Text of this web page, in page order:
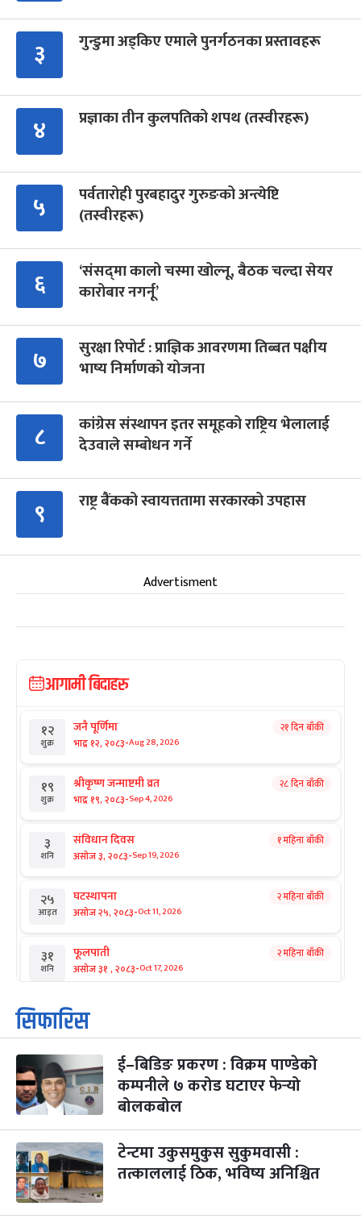
३ गुन्डुमा अड्किए एमाले पुनर्गठनका प्रस्तावहरू
४ प्रज्ञाका तीन कुलपतिको शपथ (तस्वीरहरू)
५
पर्वतारोही पुरबहादुर गुरुङको अन्त्येष्टि
(तस्वीरहरू)
६
‘संसद्‍मा कालो चस्मा खोल्नू, बैठक चल्दा सेयर
कारोबार नगर्नू’
७
सुरक्षा रिपोर्ट : प्राज्ञिक आवरणमा तिब्बत पक्षीय
भाष्य निर्माणको योजना
८
कांग्रेस संस्थापन इतर समूहको राष्ट्रिय भेलालाई
देउवाले सम्बोधन गर्ने
९ राष्ट्र बैंकको स्वायत्ततामा सरकारको उपहास
Advertisment
आगामी बिदाहरु
१२
शुक्र
जनै पूर्णिमा
भाद्र १२, २०८३-Aug 28, 2026
२१ दिन बाँकी
१९
शुक्र
श्रीकृष्ण जन्माष्टमी व्रत
भाद्र १९, २०८३-Sep 4, 2026
२८ दिन बाँकी
३
शनि
संविधान दिवस
असोज ३, २०८३-Sep 19, 2026
१ महिना बाँकी
२५
आइत
घटस्थापना
असोज २५, २०८३-Oct 11, 2026
२ महिना बाँकी
३१
शनि
फूलपाती
असोज ३१ , २०८३-Oct 17, 2026
२ महिना बाँकी
१
आइत
कार्तिक सङ्क्रान्ति
कार्तिक १, २०८३
३
मंगल
महानवमी
कार्तिक ३, २०८३-Oct 20, 2026
२ महिना बाँकी
४
५
बिहि
पापा‌ङ्कुशा एकादशी व्रत
कार्तिक ५, २०८३
२ महिना बाँकी
सिफारिस
ई–बिडिङ प्रकरण : विक्रम पाण्डेको
कम्पनीले ७ करोड घटाएर फेर्‍यो
बोलकबोल
टेन्टमा उकुसमुकुस सुकुमवासी :
तत्काललाई ठिक, भविष्य अनिश्चित